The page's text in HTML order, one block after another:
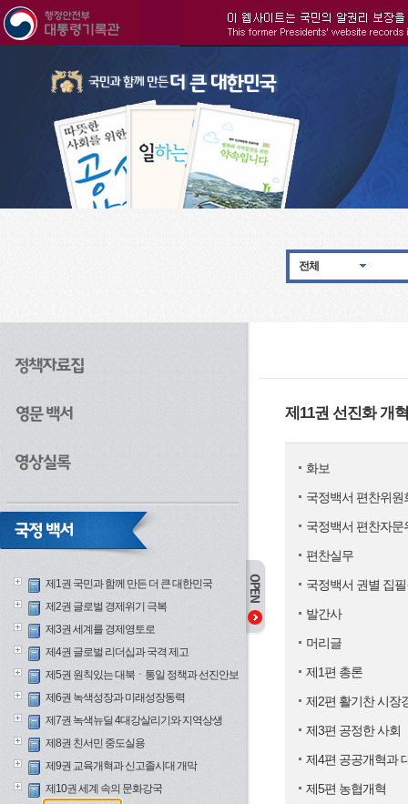
전체
제1권 국민과 함께 만든 더 큰 대한민국
제2권 글로벌 경제위기 극복
제3권 세계를 경제영토로
제4권 글로벌 리더십과 국격 제고
제5권 원칙있는 대북ㆍ통일 정책과 선진안보
제6권 녹색성장과 미래성장동력
제7권 녹색뉴딜 4대강살리기와 지역상생
제8권 친서민 중도실용
제9권 교육개혁과 신고졸시대 개막
제10권 세계 속의 문화강국
제11권 선진화 개혁
화보
국정백서 편찬위원
국정백서 편찬자문
편찬실무
국정백서 권별 집
발간사
머리글
제1편 총론
제2편 활기찬 시장
제3편 공정한 사회
제4편 공공개혁과
제5편 농협개혁